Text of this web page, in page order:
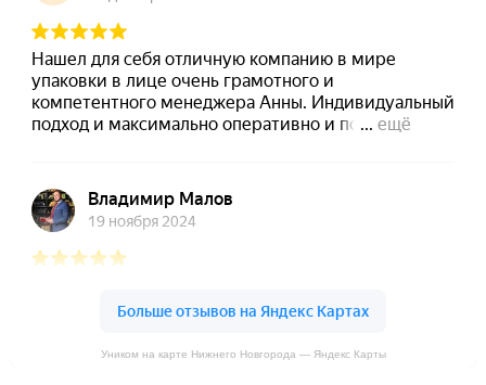
Уником на карте Нижнего Новгорода — Яндекс Карты